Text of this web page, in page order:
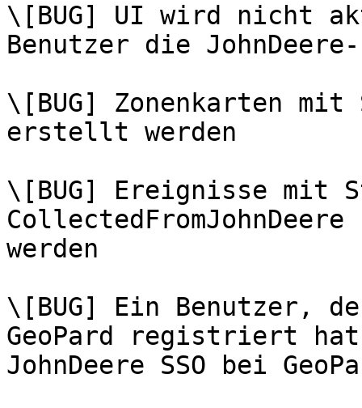
\[BUG] UI wird nicht
Benutzer die
\[BUG] Zonenkarten
erstellt werden
\[BUG] Ereignisse mit
werden
\[BUG] Ein Benutzer,
GeoPard registriert
JohnDeere SSO bei